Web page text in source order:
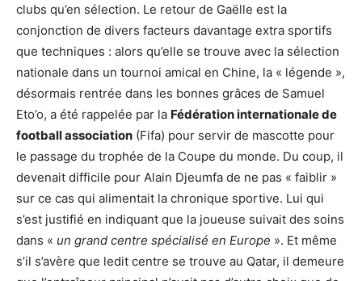
clubs qu’en sélection. Le retour de Gaëlle est la
conjonction de divers facteurs davantage extra sportifs
que techniques : alors qu’elle se trouve avec la sélection
nationale dans un tournoi amical en Chine, la « légende »,
désormais rentrée dans les bonnes grâces de Samuel
Eto’o, a été rappelée par la Fédération internationale de
football association (Fifa) pour servir de mascotte pour
le passage du trophée de la Coupe du monde. Du coup, il
devenait difficile pour Alain Djeumfa de ne pas « faiblir »
sur ce cas qui alimentait la chronique sportive. Lui qui
s’est justifié en indiquant que la joueuse suivait des soins
dans « un grand centre spécialisé en Europe ». Et même
s’il s’avère que ledit centre se trouve au Qatar, il demeure